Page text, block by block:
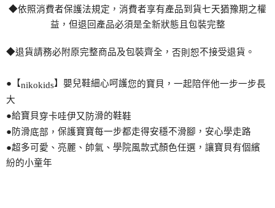
◆依照消費者保護法規定，消費者享有產品到貨七天猶豫期之權
益，但退回 產品必須是全新狀態且包裝完整
◆退貨請務必附原完整商品及包裝齊全， 否則恕不接受退貨。
●【nikokids】嬰兒鞋細心呵護您的寶貝，一起陪伴他一步一步長
大
●給寶貝 穿卡哇伊又防滑的鞋鞋
●防滑底部， 保護寶寶每一步都走得安穩不滑腳 ，安心學走路
●超多可愛、亮麗、帥氣、學院風款式顏色任選，讓寶貝有個繽
紛的小童年